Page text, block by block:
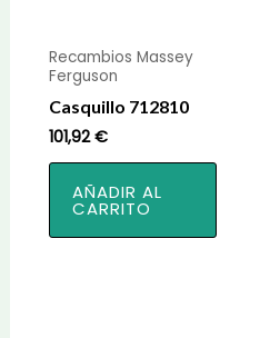
Recambios Massey
Ferguson
Casquillo 712810
101,92€
AÑADIR AL
CARRITO